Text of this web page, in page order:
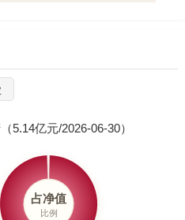
5.14亿元/2026-06-30）